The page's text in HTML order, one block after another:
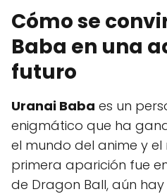
Cómo se
Baba en una
futuro
Uranai Baba es un
enigmático que ha
el mundo del anime y
primera aparición fue
de Dragon Ball, aún